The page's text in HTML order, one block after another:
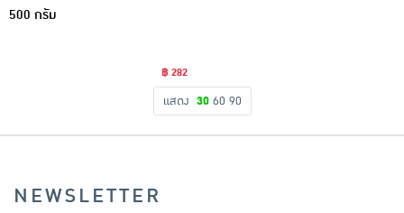
500 กรัม
฿ 282
แสดง 30 60 90
NEWSLETTER